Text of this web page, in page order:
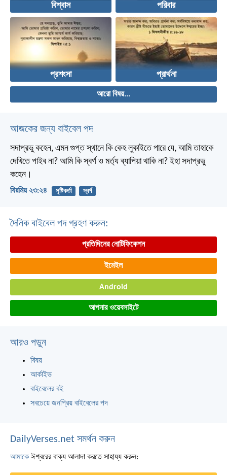
বিশ্বাস পরিবার
প্রশংসা প্রার্থনা
আরো বিষয়...
আজকের জন্য বাইবেল পদ
সদাপ্রভু কহেন, এমন গুপ্ত স্থানে কি কেহ লুকাইতে পারে যে, আমি তাহাকে
দেখিতে পাইব না? আমি কি স্বর্গ ও মর্ত্য ব্যাপিয়া থাকি না? ইহা সদাপ্রভু
কহেন।
যিরমিয় ২৩:২৪ সৃষ্টিকর্তা স্বর্গ
দৈনিক বাইবেল পদ গ্রহণ করুন:
প্রতিদিনের নোটিফিকেশন
ইমেইল
Android
আপনার ওয়েবসাইটে
আরও পড়ুন
বিষয়
আর্কাইভ
বাইবেলের বই
সবচেয়ে জনপ্রিয় বাইবেলের পদ
DailyVerses.net সমর্থন করুন
আমাকে ঈশ্বরের বাক্য আলাদা করতে সাহায্য করুন: